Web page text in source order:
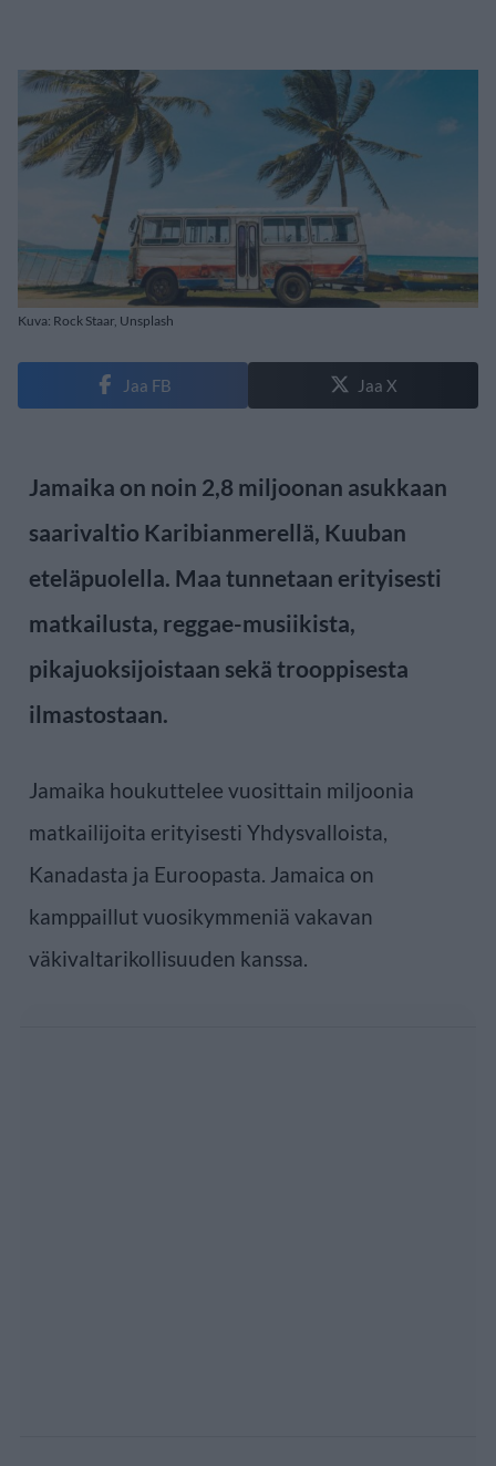
Kuva: Rock Staar, Unsplash
Jaa FB Jaa X
Jamaika on noin 2,8 miljoonan asukkaan
saarivaltio Karibianmerellä, Kuuban
eteläpuolella. Maa tunnetaan erityisesti
matkailusta, reggae-musiikista,
pikajuoksijoistaan sekä trooppisesta
ilmastostaan.
Jamaika houkuttelee vuosittain miljoonia
matkailijoita erityisesti Yhdysvalloista,
Kanadasta ja Euroopasta. Jamaica on
kamppaillut vuosikymmeniä vakavan
väkivaltarikollisuuden kanssa.